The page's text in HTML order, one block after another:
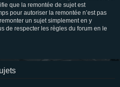
que la remontée de sujet est
pour autoriser la remontée n’est pas
un sujet simplement en y
de respecter les règles du forum en le